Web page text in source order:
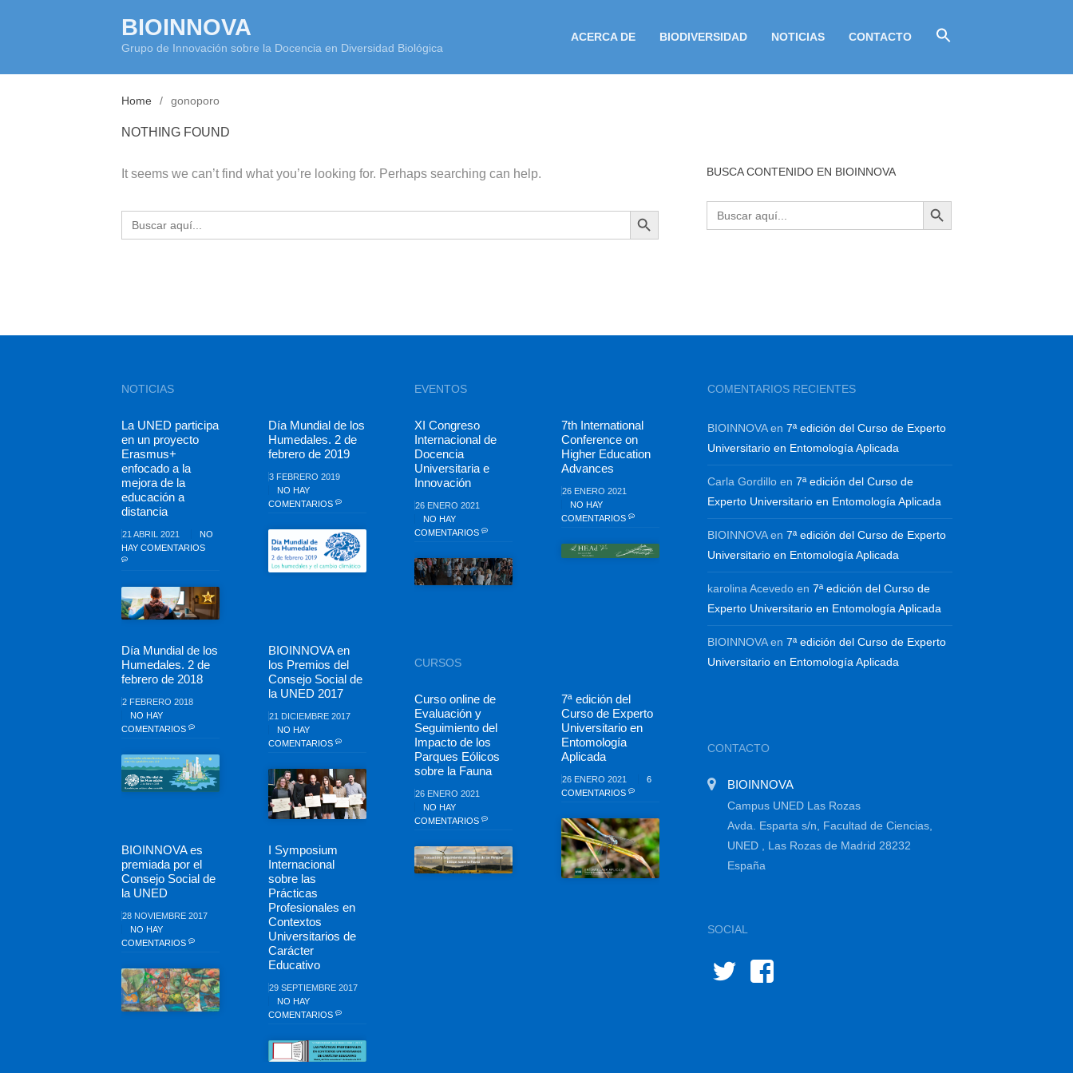
BIOINNOVA
Grupo de Innovación sobre la Docencia en Diversidad Biológica
ACERCA DE BIODIVERSIDAD NOTICIAS CONTACTO
Home gonoporo
NOTHING FOUND
It seems we can’t find what you’re looking for. Perhaps searching can help.
Buscar: BOTÓN DE BÚSQUEDA
BUSCA CONTENIDO EN BIOINNOVA
Buscar: BOTÓN DE BÚSQUEDA
NOTICIAS
La UNED participa
en un proyecto
Erasmus+
enfocado a la
mejora de la
educación a
distancia
21 ABRIL 2021
NO
HAY COMENTARIOS
Día Mundial de los
Humedales. 2 de
febrero de 2019
3 FEBRERO 2019
NO HAY
COMENTARIOS
Día Mundial de los
Humedales. 2 de
febrero de 2018
2 FEBRERO 2018
NO HAY
COMENTARIOS
BIOINNOVA en
los Premios del
Consejo Social de
la UNED 2017
21 DICIEMBRE 2017
NO HAY
COMENTARIOS
BIOINNOVA es
premiada por el
Consejo Social de
la UNED
28 NOVIEMBRE 2017
NO HAY
COMENTARIOS
I Symposium
Internacional
sobre las
Prácticas
Profesionales en
Contextos
Universitarios de
Carácter
Educativo
29 SEPTIEMBRE 2017
NO HAY
COMENTARIOS
EVENTOS
XI Congreso
Internacional de
Docencia
Universitaria e
Innovación
26 ENERO 2021
NO HAY
COMENTARIOS
7th International
Conference on
Higher Education
Advances
26 ENERO 2021
NO HAY
COMENTARIOS
CURSOS
Curso online de
Evaluación y
Seguimiento del
Impacto de los
Parques Eólicos
sobre la Fauna
26 ENERO 2021
NO HAY
COMENTARIOS
7ª edición del
Curso de Experto
Universitario en
Entomología
Aplicada
26 ENERO 2021
6
COMENTARIOS
COMENTARIOS RECIENTES
BIOINNOVAen7ª edición del Curso de Experto
Universitario en Entomología Aplicada
Carla Gordillo en7ª edición del Curso de
Experto Universitario en Entomología Aplicada
BIOINNOVAen7ª edición del Curso de Experto
Universitario en Entomología Aplicada
karolina Acevedo en7ª edición del Curso de
Experto Universitario en Entomología Aplicada
BIOINNOVAen7ª edición del Curso de Experto
Universitario en Entomología Aplicada
CONTACTO
BIOINNOVA
Campus UNED Las Rozas
Avda. Esparta s/n, Facultad de Ciencias,
UNED , Las Rozas de Madrid 28232
España
SOCIAL